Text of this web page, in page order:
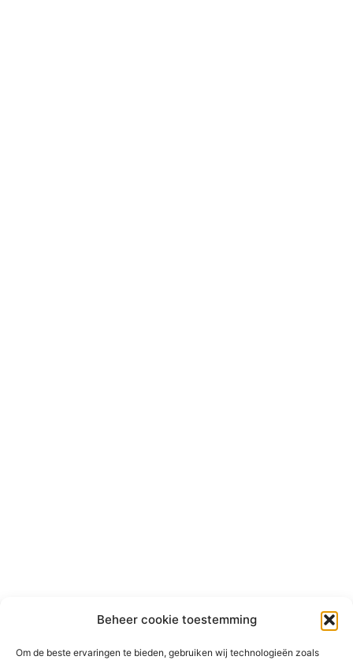
Beheer cookie toestemming
Om de beste ervaringen te bieden, gebruiken wij technologieën zoals